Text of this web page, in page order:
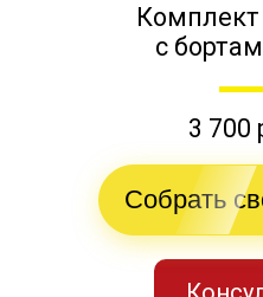
Комплект
с
3 700
Собрать